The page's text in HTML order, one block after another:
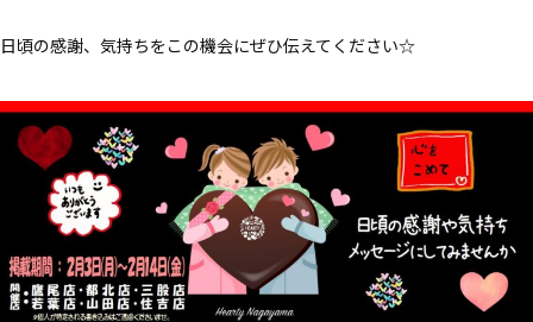
日頃の感謝、気持ちをこの機会にぜひ伝えてください☆